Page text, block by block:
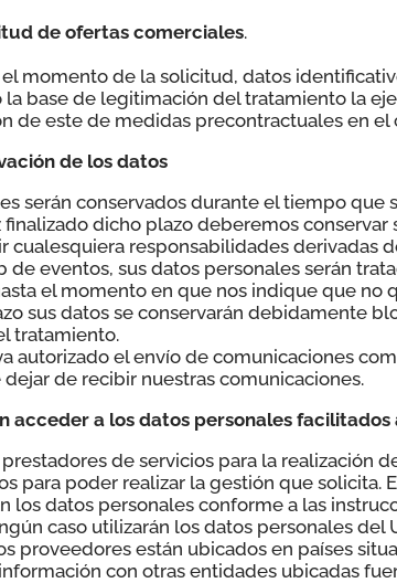
de ofertas comerciales.
momento de la solicitud, datos
base de legitimación del tratamiento la
de este de medidas precontractuales en
de los datos
serán conservados durante el tiempo
finalizado dicho plazo deberemos
cualesquiera responsabilidades derivadas
de eventos, sus datos personales serán
el momento en que nos indique que
sus datos se conservarán debidamente
tratamiento.
autorizado el envío de comunicaciones
de recibir nuestras comunicaciones.
acceder a los datos personales
de servicios para la realización
para poder realizar la gestión que
los datos personales conforme a las
caso utilizarán los datos personales
proveedores están ubicados en países
con otras entidades ubicadas